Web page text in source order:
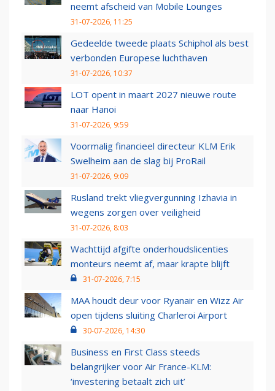
neemt afscheid van Mobile Lounges
31-07-2026, 11:25
Gedeelde tweede plaats Schiphol als best
verbonden Europese luchthaven
31-07-2026, 10:37
LOT opent in maart 2027 nieuwe route
naar Hanoi
31-07-2026, 9:59
Voormalig financieel directeur KLM Erik
Swelheim aan de slag bij ProRail
31-07-2026, 9:09
Rusland trekt vliegvergunning Izhavia in
wegens zorgen over veiligheid
31-07-2026, 8:03
Wachttijd afgifte onderhoudslicenties
monteurs neemt af, maar krapte blijft
31-07-2026, 7:15
MAA houdt deur voor Ryanair en Wizz Air
open tijdens sluiting Charleroi Airport
30-07-2026, 14:30
Business en First Class steeds
belangrijker voor Air France-KLM:
‘investering betaalt zich uit’